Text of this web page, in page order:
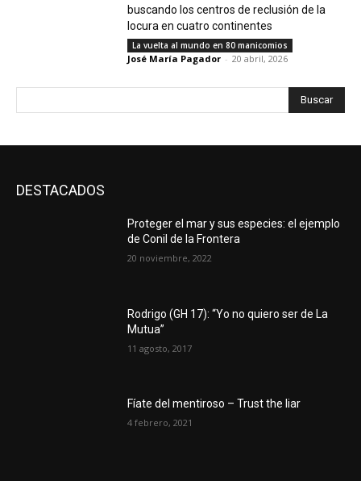
buscando los centros de reclusión de la
locura en cuatro continentes
La vuelta al mundo en 80 manicomios
José María Pagador - 20 abril, 2026
Buscar
DESTACADOS
Proteger el mar y sus especies: el ejemplo
de Conil de la Frontera
20 noviembre, 2022
Rodrigo (GH 17): “Yo no quiero ser de La
Mutua”
11 agosto, 2017
Fíate del mentiroso – Trust the liar
4 febrero, 2021